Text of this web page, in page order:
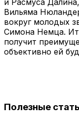
Вильяма
вокруг молодых
Симона Немца.
получит
объективно ей
Полезные